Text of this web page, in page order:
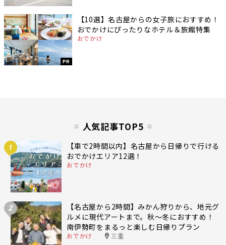
PR
【10選】名古屋からの女子旅におすすめ！
おでかけにぴったりなホテル＆旅館特集
おでかけ
人気記事TOP5
1
【車で2時間以内】名古屋から日帰りで行ける
おでかけエリア12選！
おでかけ
2
【名古屋から2時間】みかん狩りから、地元グ
ルメに現代アートまで。秋〜冬におすすめ！
南伊勢町をまるっと楽しむ日帰りプラン
おでかけ 三重